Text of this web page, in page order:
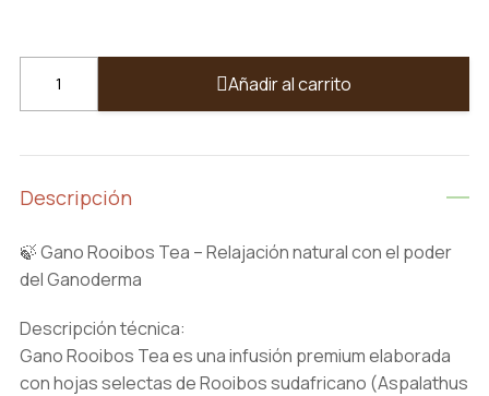
☕️
Añadir al carrito
Descripción
🍃 Gano Rooibos Tea – Relajación natural con el poder
del Ganoderma
Descripción técnica:
Gano Rooibos Tea es una infusión premium elaborada
con hojas selectas de Rooibos sudafricano (Aspalathus